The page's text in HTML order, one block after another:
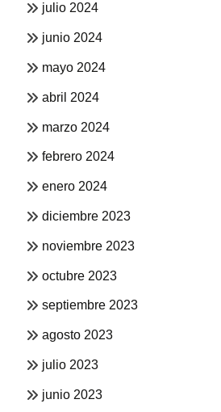
julio 2024
junio 2024
mayo 2024
abril 2024
marzo 2024
febrero 2024
enero 2024
diciembre 2023
noviembre 2023
octubre 2023
septiembre 2023
agosto 2023
julio 2023
junio 2023